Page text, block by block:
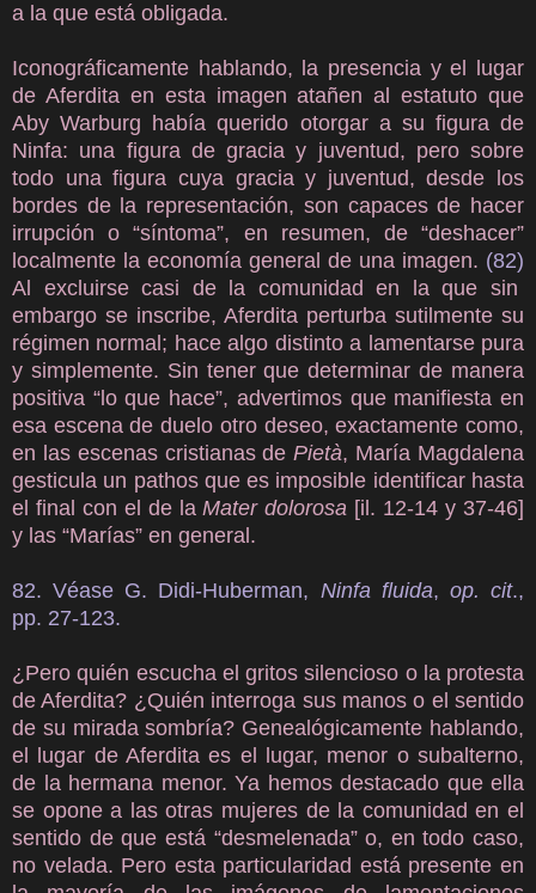
a la que está obligada.
Iconográficamente hablando, la presencia y el lugar
de Aferdita en esta imagen atañen al estatuto que
Aby Warburg había querido otorgar a su figura de
Ninfa: una figura de gracia y juventud, pero sobre
todo una figura cuya gracia y juventud, desde los
bordes de la representación, son capaces de hacer
irrupción o “síntoma”, en resumen, de “deshacer”
localmente la economía general de una imagen. (82)
Al excluirse casi de la comunidad en la que sin
embargo se inscribe, Aferdita perturba sutilmente su
régimen normal; hace algo distinto a lamentarse pura
y simplemente. Sin tener que determinar de manera
positiva “lo que hace”, advertimos que manifiesta en
esa escena de duelo otro deseo, exactamente como,
en las escenas cristianas dePietà, María Magdalena
gesticula un pathos que es imposible identificar hasta
el final con el de laMater dolorosa [il. 12-14 y 37-46]
y las “Marías” en general.
82. Véase G. Didi-Huberman, Ninfa fluida, op. cit.,
pp. 27-123.
¿Pero quién escucha el gritos silencioso o la protesta
de Aferdita? ¿Quién interroga sus manos o el sentido
de su mirada sombría? Genealógicamente hablando,
el lugar de Aferdita es el lugar, menor o subalterno,
de la hermana menor. Ya hemos destacado que ella
se opone a las otras mujeres de la comunidad en el
sentido de que está “desmelenada” o, en todo caso,
no velada. Pero esta particularidad está presente en